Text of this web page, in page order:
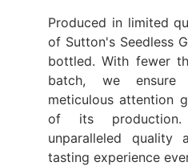
Produced in limited
of Sutton's Seedless
bottled. With fewer
batch, we
meticulous attention
of its production.
unparalleled quality
tasting experience